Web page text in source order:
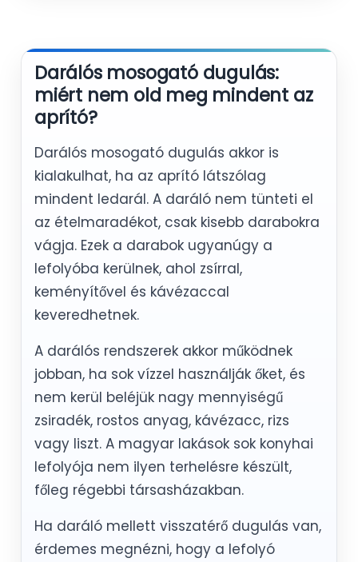
Darálós mosogató dugulás:
miért nem old meg mindent az
aprító?
Darálós mosogató dugulás akkor is
kialakulhat, ha az aprító látszólag
mindent ledarál. A daráló nem tünteti el
az ételmaradékot, csak kisebb darabokra
vágja. Ezek a darabok ugyanúgy a
lefolyóba kerülnek, ahol zsírral,
keményítővel és kávézaccal
keveredhetnek.
A darálós rendszerek akkor működnek
jobban, ha sok vízzel használják őket, és
nem kerül beléjük nagy mennyiségű
zsiradék, rostos anyag, kávézacc, rizs
vagy liszt. A magyar lakások sok konyhai
lefolyója nem ilyen terhelésre készült,
főleg régebbi társasházakban.
Ha daráló mellett visszatérő dugulás van,
érdemes megnézni, hogy a lefolyó